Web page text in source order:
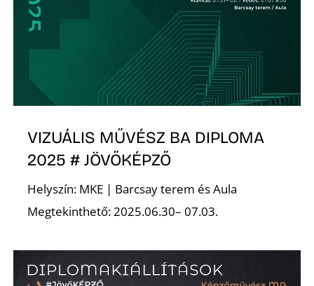
VIZUÁLIS MŰVÉSZ BA DIPLOMA
2025 # JÖVŐKÉPZŐ
Helyszín: MKE | Barcsay terem és Aula
Megtekinthető: 2025.06.30– 07.03.